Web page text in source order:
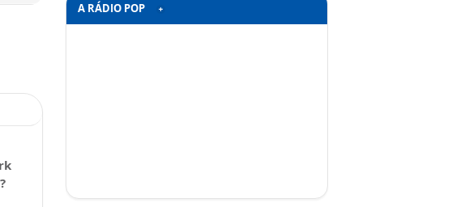
A RÁDIO POP